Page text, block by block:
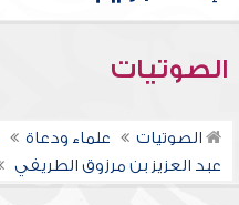
الصوتيات
الصوتيات علماء ودعاة
عبد العزيز بن مرزوق الطريفي